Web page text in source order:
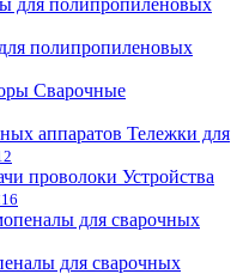
полипропиленовых
Сварочные
Тележки для
Устройства
16
для сварочных